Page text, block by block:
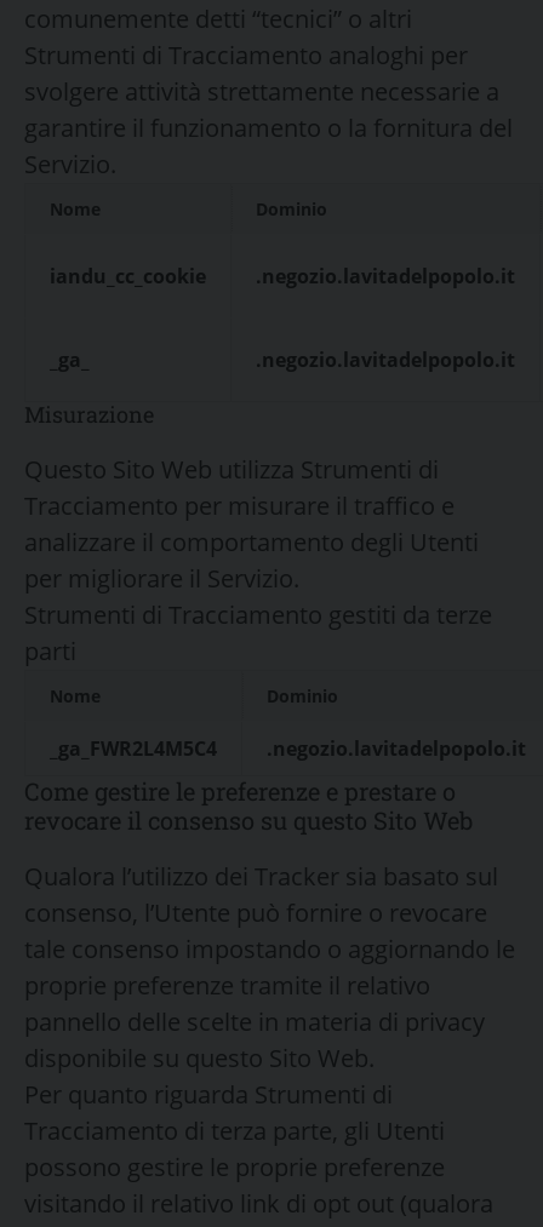
comunemente detti “tecnici” o altri
Strumenti di Tracciamento analoghi per
svolgere attività strettamente necessarie a
garantire il funzionamento o la fornitura del
Servizio.
Nome Dominio
iandu_cc_cookie .negozio.lavitadelpopolo.it
_ga_ .negozio.lavitadelpopolo.it
Misurazione
Questo Sito Web utilizza Strumenti di
Tracciamento per misurare il traffico e
analizzare il comportamento degli Utenti
per migliorare il Servizio.
Strumenti di Tracciamento gestiti da terze
parti
Nome Dominio
_ga_FWR2L4M5C4 .negozio.lavitadelpopolo.it
Come gestire le preferenze e prestare o
revocare il consenso su questo Sito Web
Qualora l’utilizzo dei Tracker sia basato sul
consenso, l’Utente può fornire o revocare
tale consenso impostando o aggiornando le
proprie preferenze tramite il relativo
pannello delle scelte in materia di privacy
disponibile su questo Sito Web.
Per quanto riguarda Strumenti di
Tracciamento di terza parte, gli Utenti
possono gestire le proprie preferenze
visitando il relativo link di opt out (qualora